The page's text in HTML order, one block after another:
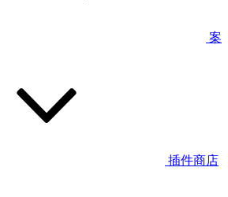
案
插件商店